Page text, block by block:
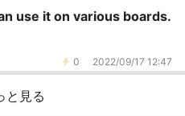
use it on various boards.
0 2022/09/17 12:47
と見る